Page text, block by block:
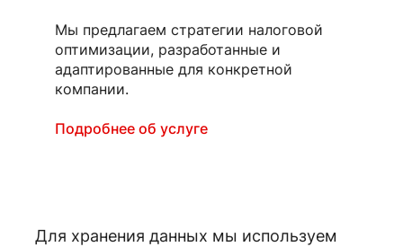
Мы предлагаем стратегии налоговой
оптимизации, разработанные и
адаптированные для конкретной
компании.
Подробнее об услуге
Для хранения данных мы используем